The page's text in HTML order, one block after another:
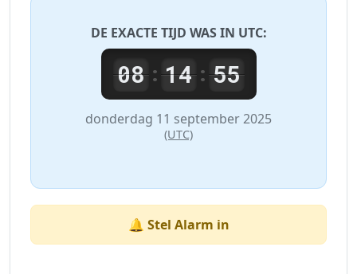
DE EXACTE TIJD WAS IN UTC:
08: 14: 55
donderdag 11 september 2025
(UTC)
🔔 Stel Alarm in